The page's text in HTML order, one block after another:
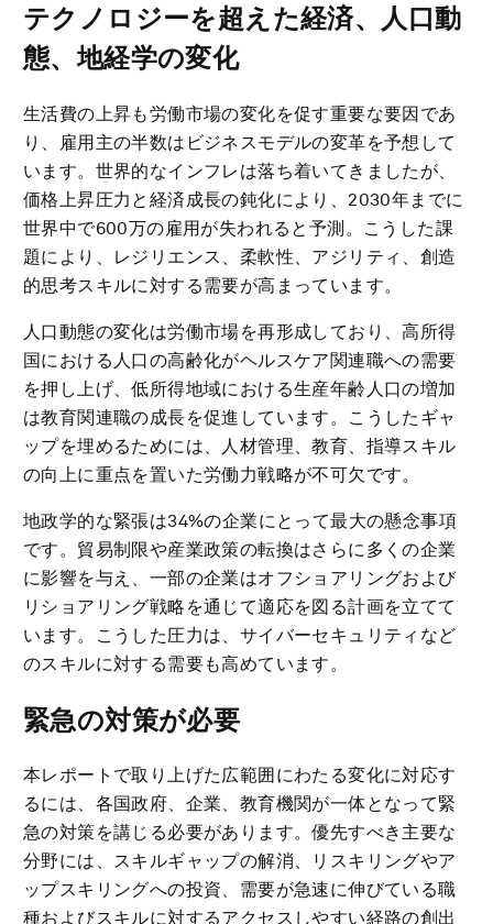
テクノロジーを超えた経済、人口動
態、地経学の変化
生活費の上昇も労働市場の変化を促す重要な要因であ
り、雇用主の半数はビジネスモデルの変革を予想して
います。世界的なインフレは落ち着いてきましたが、
価格上昇圧力と経済成長の鈍化により、2030年までに
世界中で600万の雇用が失われると予測。こうした課
題により、レジリエンス、柔軟性、アジリティ、創造
的思考スキルに対する需要が高まっています。
人口動態の変化は労働市場を再形成しており、高所得
国における人口の高齢化がヘルスケア関連職への需要
を押し上げ、低所得地域における生産年齢人口の増加
は教育関連職の成長を促進しています。こうしたギャ
ップを埋めるためには、人材管理、教育、指導スキル
の向上に重点を置いた労働力戦略が不可欠です。
地政学的な緊張は34%の企業にとって最大の懸念事項
です。貿易制限や産業政策の転換はさらに多くの企業
に影響を与え、一部の企業はオフショアリングおよび
リショアリング戦略を通じて適応を図る計画を立てて
います。こうした圧力は、サイバーセキュリティなど
のスキルに対する需要も高めています。
緊急の対策が必要
本レポートで取り上げた広範囲にわたる変化に対応す
るには、各国政府、企業、教育機関が一体となって緊
急の対策を講じる必要があります。優先すべき主要な
分野には、スキルギャップの解消、リスキリングやア
ップスキリングへの投資、需要が急速に伸びている職
種およびスキルに対するアクセスしやすい経路の創出